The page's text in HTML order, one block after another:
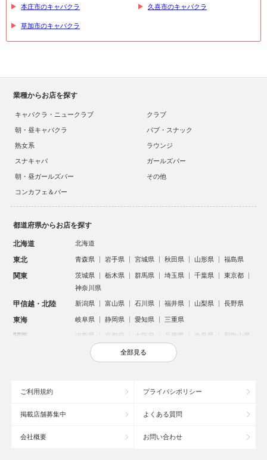
本庄市のキャバクラ 久喜市のキャバクラ
草加市のキャバクラ
業種からお店を探す
キャバクラ・ニュークラブ
クラブ
朝・昼キャバクラ
パブ・スナック
熟女系
ラウンジ
スナキャバ
ガールズバー
朝・昼ガールズバー
その他
コンカフェ＆バー
都道府県からお店を探す
北海道 北海道
東北 青森県 岩手県 宮城県 秋田県 山形県 福島県
関東 茨城県 栃木県 群馬県 埼玉県 千葉県
東京都
神奈川県
甲信越・北陸 新潟県 富山県 石川県 福井県 山梨県 長野県
東海 岐阜県 静岡県 愛知県 三重県
関西 滋賀県 京都府 大阪府 兵庫県 奈良県 和歌山県
鳥取県 島根県 岡山県 広島県
沖縄県
全部見る
ご利用規約 プライバシポリシー
掲載店舗募集中 よくある質問
会社概要 お問い合わせ